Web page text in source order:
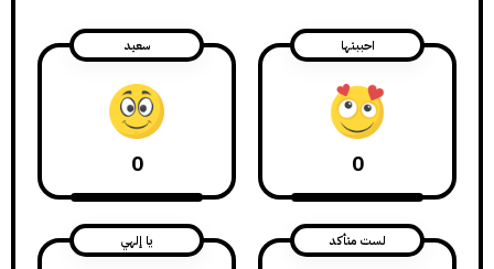
احببتها
0
سعيد
0
لست متأكد يا إلهي